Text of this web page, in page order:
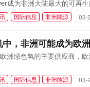
成为非洲大陆最大的可再
国际信息 非洲能源 03-
，非洲可能成为欧
洲绿色氢的主要供应商，
国际信息 非洲能源 03-